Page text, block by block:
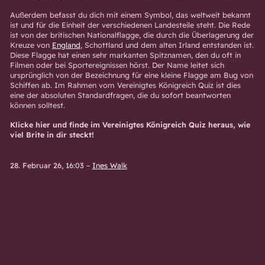
Außerdem befasst du dich mit einem Symbol, das weltweit bekannt
ist und für die Einheit der verschiedenen Landesteile steht. Die Rede
ist von der britischen Nationalflagge, die durch die Überlagerung der
Kreuze von England, Schottland und dem alten Irland entstanden ist.
Diese Flagge hat einen sehr markanten Spitznamen, den du oft in
Filmen oder bei Sportereignissen hörst. Der Name leitet sich
ursprünglich von der Bezeichnung für eine kleine Flagge am Bug von
Schiffen ab. Im Rahmen vom Vereinigtes Königreich Quiz ist dies
eine der absoluten Standardfragen, die du sofort beantworten
können solltest.
Klicke hier und finde im Vereinigtes Königreich Quiz heraus, wie
viel Brite in dir steckt!
28. Februar 26, 16:03– Ines Walk